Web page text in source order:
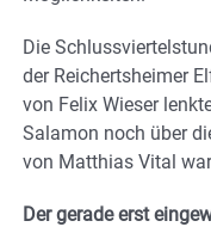
Die
der Reichertsheimer
von Felix Wieser
Salamon noch über
von Matthias Vital
Der gerade erst